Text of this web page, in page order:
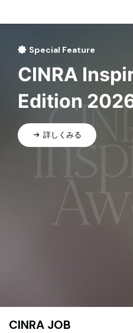
Special Feature
CINRA
Edition
詳しくみる
CINRA JOB